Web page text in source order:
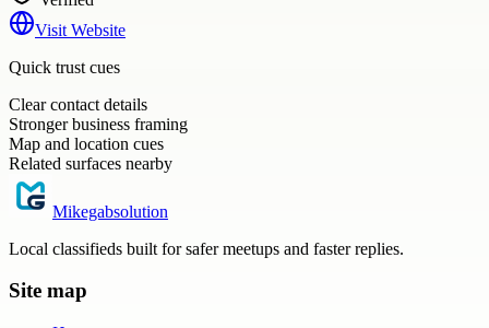
Visit Website
Quick trust cues
Clear contact details
Stronger business framing
Map and location cues
Related surfaces nearby
Mikegabsolution
Local classifieds built for safer meetups and faster replies.
Site map